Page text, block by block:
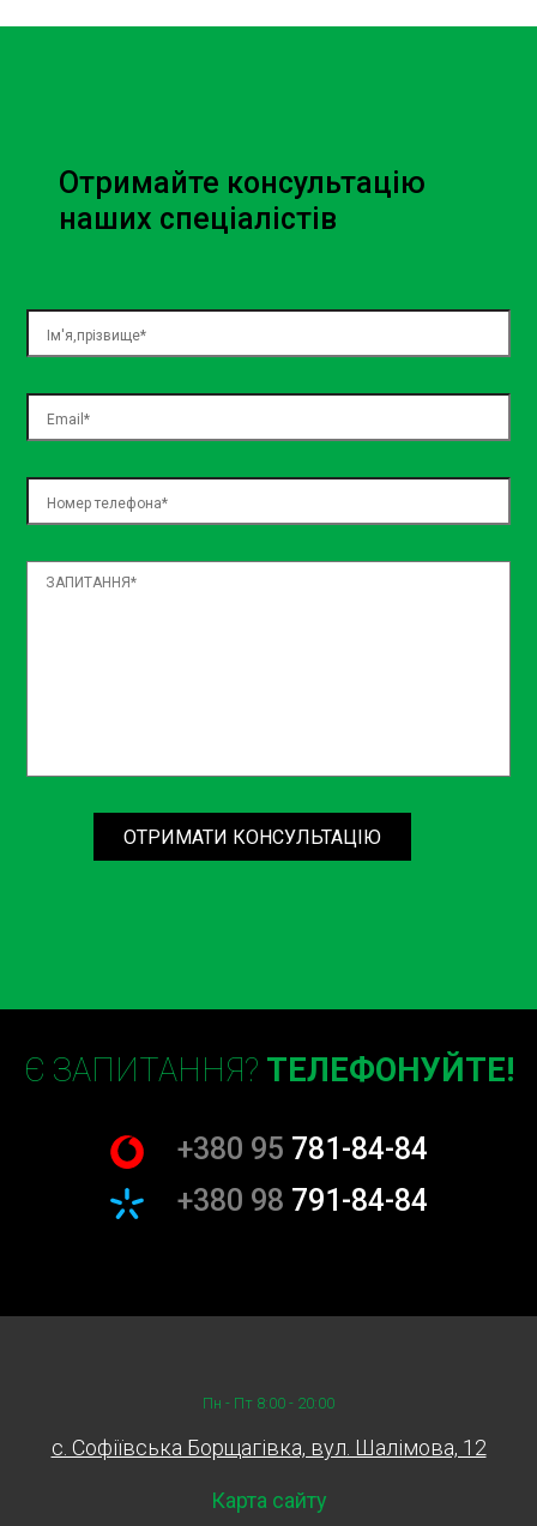
Отримайте консультацію
наших спеціалістів
ОТРИМАТИ КОНСУЛЬТАЦІЮ
Є ЗАПИТАННЯ? ТЕЛЕФОНУЙТЕ!
+380 95 781-84-84
+380 98 791-84-84
Пн - Пт 8:00 - 20:00
c. Софіївська Борщагівка, вул. Шалімова, 12
Карта сайту